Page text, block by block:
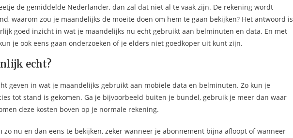
de gemiddelde Nederlander, dan zal dat niet al te vaak zijn. De rekening wordt
waarom zou je maandelijks de moeite doen om hem te gaan bekijken? Het antwoord is
goed inzicht in wat je maandelijks nu echt gebruikt aan belminuten en data. En met
je ook eens gaan onderzoeken of je elders niet goedkoper uit kunt zijn.
echt?
geven in wat je maandelijks gebruikt aan mobiele data en belminuten. Zo kun je
tot stand is gekomen. Ga je bijvoorbeeld buiten je bundel, gebruik je meer dan waar
deze kosten boven op je normale rekening.
zo nu en dan eens te bekijken, zeker wanneer je abonnement bijna afloopt of wanneer